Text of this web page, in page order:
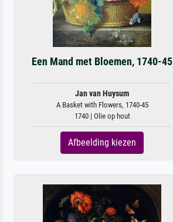
Een Mand met Bloemen, 1740-45
Jan van Huysum
A Basket with Flowers, 1740-45
1740 | Olie op hout
Afbeelding kiezen